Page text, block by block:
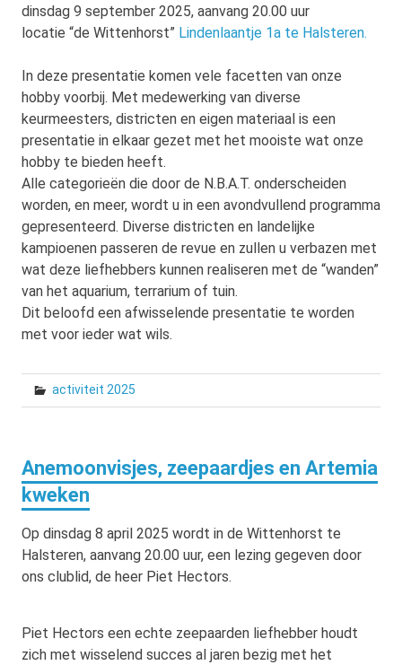
dinsdag 9 september 2025, aanvang 20.00 uur
locatie “de Wittenhorst” Lindenlaantje 1a te Halsteren.
In deze presentatie komen vele facetten van onze
hobby voorbij. Met medewerking van diverse
keurmeesters, districten en eigen materiaal is een
presentatie in elkaar gezet met het mooiste wat onze
hobby te bieden heeft.
Alle categorieën die door de N.B.A.T. onderscheiden
worden, en meer, wordt u in een avondvullend programma
gepresenteerd. Diverse districten en landelijke
kampioenen passeren de revue en zullen u verbazen met
wat deze liefhebbers kunnen realiseren met de “wanden”
van het aquarium, terrarium of tuin.
Dit beloofd een afwisselende presentatie te worden
met voor ieder wat wils.
activiteit 2025
Anemoonvisjes, zeepaardjes en Artemia
kweken
Op dinsdag 8 april 2025 wordt in de Wittenhorst te
Halsteren, aanvang 20.00 uur, een lezing gegeven door
ons clublid, de heer Piet Hectors.
Piet Hectors een echte zeepaarden liefhebber houdt
zich met wisselend succes al jaren bezig met het